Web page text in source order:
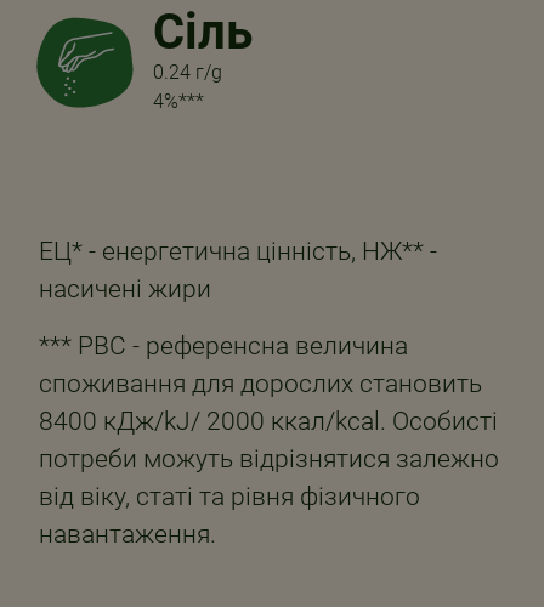
Сіль
0.24 г/g
4%***
ЕЦ* - енергетична цінність, НЖ** -
насичені жири
*** РВС - референсна величина
споживання для дорослих становить
8400 кДж/kJ/ 2000 ккал/kcal. Особисті
потреби можуть відрізнятися залежно
від віку, статі та рівня фізичного
навантаження.